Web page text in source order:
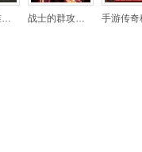
战士的群攻技能都有一定的限制 手游传奇称号巨九瑟提能扛能打 HF三大